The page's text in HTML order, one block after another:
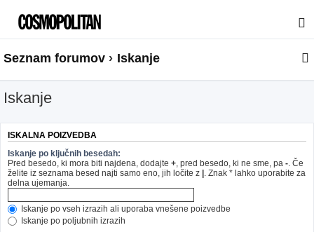
Seznam forumov Iskanje
Iskanje
ISKALNA POIZVEDBA
Iskanje po ključnih besedah:
Pred besedo, ki mora biti najdena, dodajte + , pred besedo, ki ne sme, pa - . Če
želite iz seznama besed najti samo eno, jih ločite z | . Znak * lahko uporabite za
delna ujemanja.
Iskanje po vseh izrazih ali uporaba vnešene poizvedbe
Iskanje po poljubnih izrazih